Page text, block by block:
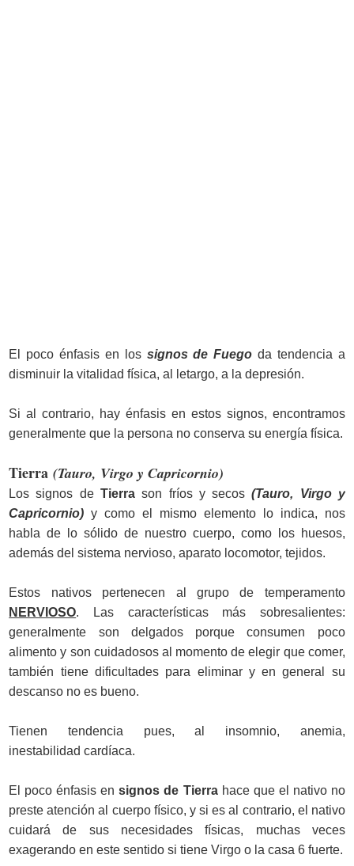
El poco énfasis en los signos de Fuego da tendencia a
disminuir la vitalidad física, al letargo, a la depresión.
Si al contrario, hay énfasis en estos signos, encontramos
generalmente que la persona no conserva su energía física.
Tierra(Tauro, Virgo y Capricornio)
Los signos de Tierrason fríos y secos(Tauro, Virgo y
Capricornio) y como el mismo elemento lo indica, nos
habla de lo sólido de nuestro cuerpo, como los huesos,
además del sistema nervioso, aparato locomotor, tejidos.
Estos nativos pertenecen al grupo de temperamento
NERVIOSO. Las características más sobresalientes:
generalmente son delgados porque consumen poco
alimento y son cuidadosos al momento de elegir que comer,
también tiene dificultades para eliminar y en general su
descanso no es bueno.
Tienen tendencia pues, al insomnio, anemia,
inestabilidad cardíaca.
El poco énfasis ensignos de Tierrahace que el nativo no
preste atención al cuerpo físico, y si es al contrario, el nativo
cuidará de sus necesidades físicas, muchas veces
exagerando en este sentido si tiene Virgo o la casa 6 fuerte.